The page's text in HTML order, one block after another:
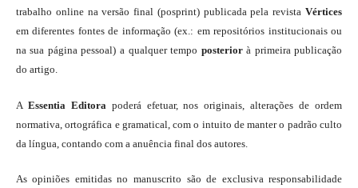
trabalho online na versão final (posprint) publicada pela revistaVértices
em diferentes fontes de informação (ex.: em repositórios institucionais ou
na sua página pessoal) a qualquer tempo posteriorà primeira publicação
do artigo.
A Essentia Editora poderá efetuar, nos originais, alterações de ordem
normativa, ortográfica e gramatical, com o intuito de manter o padrão culto
da língua, contando com a anuência final dos autores.
As opiniões emitidas no manuscrito são de exclusiva responsabilidade